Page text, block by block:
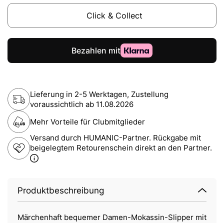
Click & Collect
Lieferung in 2-5 Werktagen, Zustellung
voraussichtlich ab 11.08.2026
Mehr Vorteile für Clubmitglieder
Versand durch HUMANIC-Partner. Rückgabe mit
beigelegtem Retourenschein direkt an den Partner.
Produktbeschreibung
Märchenhaft bequemer Damen-Mokassin-Slipper mit